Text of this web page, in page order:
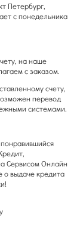
Петербург,
с понедельника
на наше
с заказом.
счету,
перевод
системами.
Сервисом Онлайн
выдаче кредита